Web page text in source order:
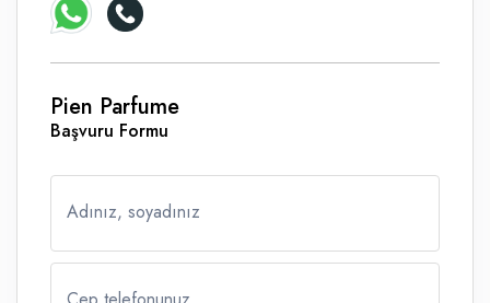
Pien Parfume
Başvuru Formu
Adınız, soyadınız